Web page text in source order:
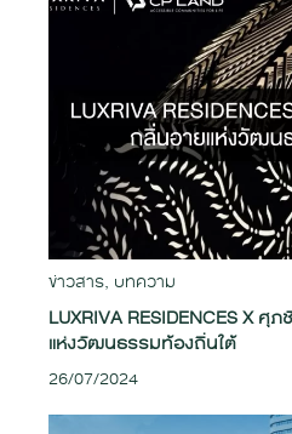
ข่าวสาร, บทความ
LUXRIVA RESIDENCES X
แห่งวัฒนธรรมท้องถิ่นใต้
26/07/2024